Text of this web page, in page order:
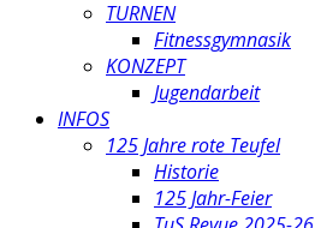
TURNEN
Fitnessgymnasik
KONZEPT
Jugendarbeit
INFOS
125 Jahre rote Teufel
Historie
125 Jahr-Feier